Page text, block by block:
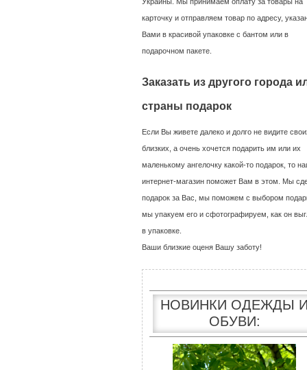
карточку и отправляем товар по адресу,
Вами в красивой упаковке с бантом или в
подарочном пакете.
Заказать из другого города
страны подарок
Если Вы живете далеко и долго не видите
близких, а очень хочется подарить им или их
маленькому ангелочку какой-то подарок, то
интернет-магазин поможет Вам в этом. Мы
подарок за Вас, мы поможем с выбором
мы упакуем его и сфотографируем, как он
в упаковке.
Ваши близкие оценя Вашу заботу!
НОВИНКИ ОДЕЖДЫ И
ОБУВИ: